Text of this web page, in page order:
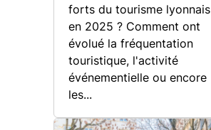
forts du tourisme lyonnais
en 2025 ? Comment ont
évolué la fréquentation
touristique, l'activité
événementielle ou encore
les...